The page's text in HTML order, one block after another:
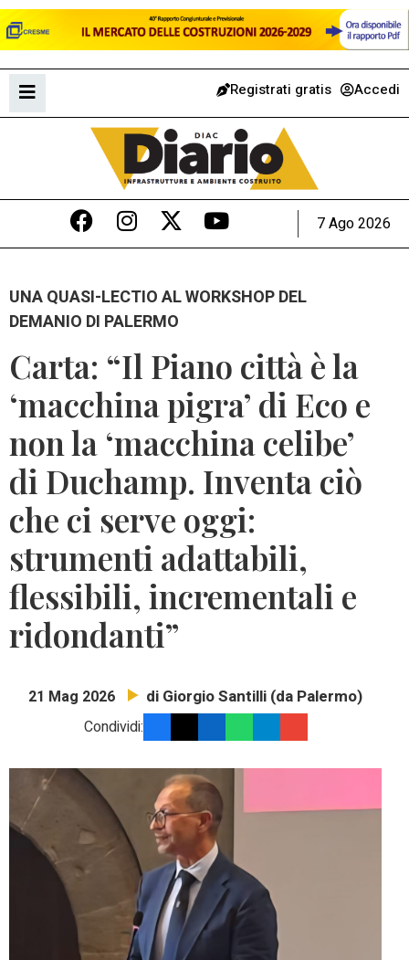
Registrati gratis Accedi
7 Ago 2026
UNA QUASI-LECTIO AL WORKSHOP DEL
DEMANIO DI PALERMO
Carta: “Il Piano città è la
‘macchina pigra’ di Eco e
non la ‘macchina celibe’
di Duchamp. Inventa ciò
che ci serve oggi:
strumenti adattabili,
flessibili, incrementali e
ridondanti”
21 Mag 2026 di Giorgio Santilli (da Palermo)
Condividi: